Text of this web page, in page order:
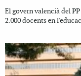
El govern valencià del
2.000 docents en